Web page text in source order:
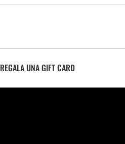
REGALA UNA GIFT CARD